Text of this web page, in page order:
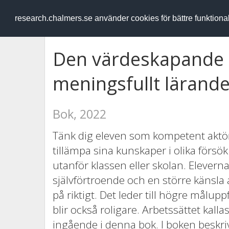
research.chalmers.se använder cookies för bättre
RESEARCH.chalmers.se
Den
meningsfullt
Bok, 2022
Tänk dig eleven som kompetent
tillämpa sina kunskaper i olika
utanför klassen eller skolan.
självförtroende och en större
på riktigt. Det leder till högre
blir också roligare. Arbetssättet
ingående i denna bok. I boken